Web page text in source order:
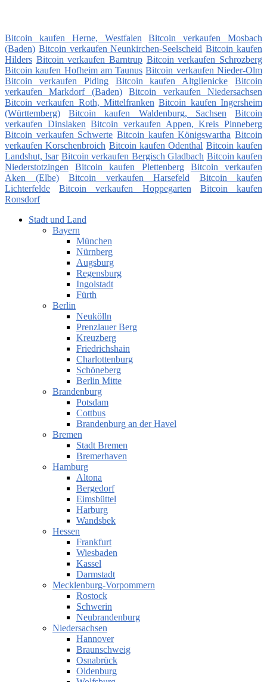
Bitcoin kaufen Herne, Westfalen
Bitcoin verkaufen Mosbach
(Baden) Bitcoin verkaufen Neunkirchen-Seelscheid Bitcoin kaufen
Hilders Bitcoin verkaufen Barntrup Bitcoin verkaufen Schrozberg
Bitcoin kaufen Hofheim am Taunus Bitcoin verkaufen Nieder-Olm
Bitcoin verkaufen Piding
Bitcoin kaufen Altglienicke
Bitcoin
verkaufen Markdorf (Baden)
Bitcoin verkaufen Niedersachsen
Bitcoin verkaufen Roth, Mittelfranken Bitcoin kaufen Ingersheim
(Württemberg)
Bitcoin kaufen Waldenburg, Sachsen
Bitcoin
verkaufen Dinslaken Bitcoin verkaufen Appen, Kreis Pinneberg
Bitcoin verkaufen Schwerte Bitcoin kaufen Königswartha Bitcoin
verkaufen Korschenbroich Bitcoin kaufen Odenthal Bitcoin kaufen
Landshut, Isar Bitcoin verkaufen Bergisch Gladbach Bitcoin kaufen
Niederstotzingen
Bitcoin kaufen Plettenberg
Bitcoin verkaufen
Aken (Elbe)
Bitcoin verkaufen Harsefeld
Bitcoin kaufen
Lichterfelde
Bitcoin verkaufen Hoppegarten
Bitcoin kaufen
Ronsdorf
Stadt und Land
Bayern
München
Nürnberg
Augsburg
Regensburg
Ingolstadt
Fürth
Berlin
Neukölln
Prenzlauer Berg
Kreuzberg
Friedrichshain
Charlottenburg
Schöneberg
Berlin Mitte
Brandenburg
Potsdam
Cottbus
Brandenburg an der Havel
Bremen
Stadt Bremen
Bremerhaven
Hamburg
Altona
Bergedorf
Eimsbüttel
Harburg
Wandsbek
Hessen
Frankfurt
Wiesbaden
Kassel
Darmstadt
Mecklenburg-Vorpommern
Rostock
Schwerin
Neubrandenburg
Niedersachsen
Hannover
Braunschweig
Osnabrück
Oldenburg